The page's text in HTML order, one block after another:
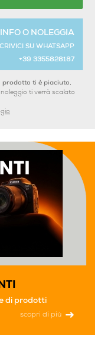
O NOLEGGIA
SU WHATSAPP
+39 3355828187
prodotto ti è piaciuto,
ti verrà scalato
di prodotti
scopri di più